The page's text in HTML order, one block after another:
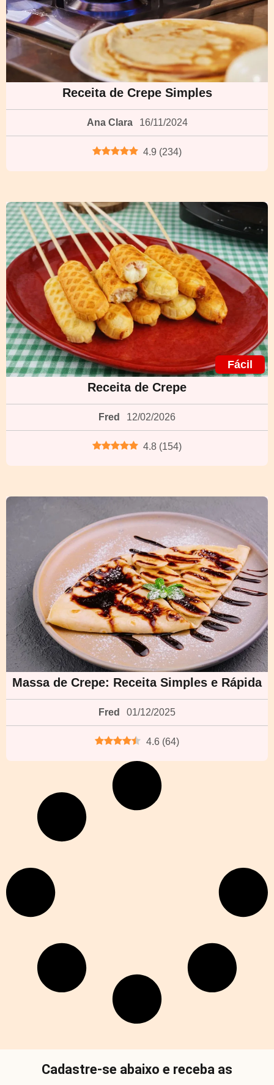
Receita de Crepe Simples
Ana Clara 16/11/2024
4.9 (234)
Fácil
Receita de Crepe
Fred 12/02/2026
4.8 (154)
Massa de Crepe: Receita Simples e Rápida
Fred 01/12/2025
4.6 (64)
Cadastre-se abaixo e receba as